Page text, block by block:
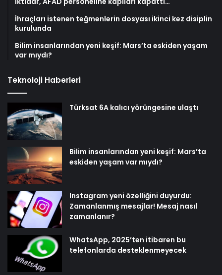
İhraçları istenen teğmenlerin dosyası ikinci kez disiplin
kurulunda
Bilim insanlarından yeni keşif: Mars’ta eskiden yaşam
var mıydı?
Teknoloji Haberleri
Türksat 6A kalıcı yörüngesine ulaştı
Bilim insanlarından yeni keşif: Mars’ta
eskiden yaşam var mıydı?
Instagram yeni özelliğini duyurdu:
Zamanlanmış mesajlar! Mesaj nasıl
zamanlanır?
WhatsApp, 2025’ten itibaren bu
telefonlarda desteklenmeyecek